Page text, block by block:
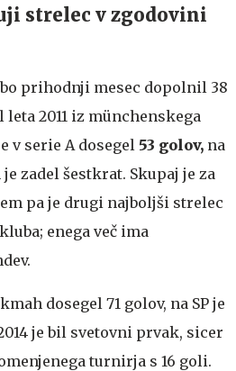
strelec v zgodovini
prihodnji mesec dopolnil 38
2011 iz münchenskega
v serie A dosegel 53 golov, na
zadel šestkrat. Skupaj je za
pa je drugi najboljši strelec
enega več ima
dosegel 71 golov, na SP je
je bil svetovni prvak, sicer
turnirja s 16 goli.